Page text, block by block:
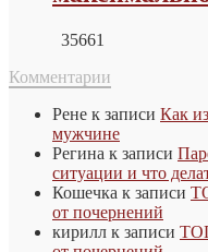
35661
Комментарии
Рене к записи Как
мужчине
Регина к записи
ситуации и что
Кошечка к записи
от почернений
кирилл к записи